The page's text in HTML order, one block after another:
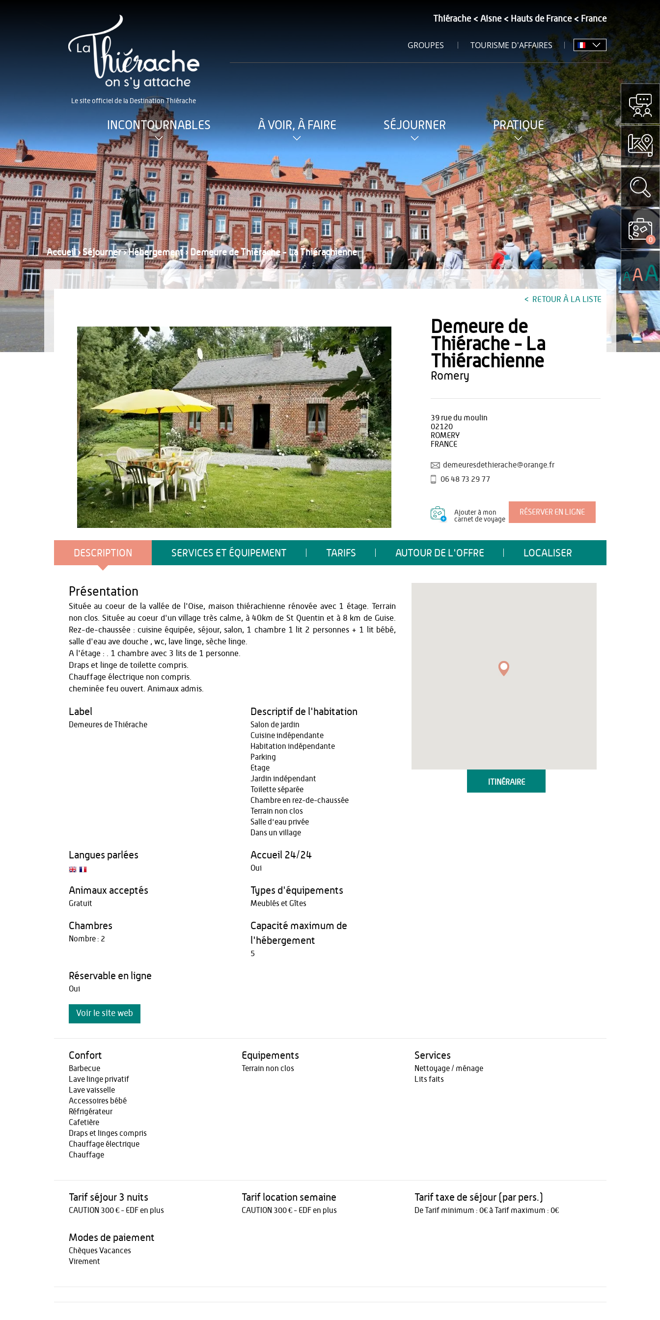
Le site officiel de la Destination Thiérache
Thiérache Aisne Hauts de France France
GROUPES TOURISME D'AFFAIRES
INCONTOURNABLES À VOIR, À FAIRE SÉJOURNER PRATIQUE
Accueil›Séjourner›Hébergement›Demeure de Thiérache - La Thiérachienne
RETOUR À LA LISTE
Demeure de
Thiérache - La
Thiérachienne
romery
39 rue du moulin
02120
ROMERY
FRANCE
demeuresdethierache@orange.fr
06 48 73 29 77
Ajouter à mon
carnet de voyage
RÉSERVER EN LIGNE
DESCRIPTION SERVICES ET ÉQUIPEMENT TARIFS AUTOUR DE L'OFFRE LOCALISER
ITINÉRAIRE
Présentation
Située au coeur de la vallée de l'Oise, maison thiérachienne rénovée avec 1 étage. Terrain
non clos. Située au coeur d'un village très calme, à 40km de St Quentin et à 8 km de Guise.
Rez-de-chaussée : cuisine équipée, séjour, salon, 1 chambre 1 lit 2 personnes + 1 lit bébé,
salle d'eau ave douche , wc, lave linge, sèche linge.
A l'étage : . 1 chambre avec 3 lits de 1 personne.
Draps et linge de toilette compris.
Chauffage électrique non compris.
cheminée feu ouvert. Animaux admis.
Label
Demeures de Thiérache
Descriptif de l'habitation
Salon de jardin
Cuisine indépendante
Habitation indépendante
Parking
Etage
Jardin indépendant
Toilette séparée
Chambre en rez-de-chaussée
Terrain non clos
Salle d'eau privée
Dans un village
Langues parlées Accueil 24/24
Oui
Animaux acceptés
Gratuit
Types d'équipements
Meublés et Gîtes
Chambres
Nombre : 2
Capacité maximum de
l'hébergement
5
Réservable en ligne
Oui
Voir le site web
Confort
Barbecue
Lave linge privatif
Lave vaisselle
Accessoires bébé
Réfrigérateur
Cafetière
Draps et linges compris
Chauffage électrique
Chauffage
Equipements
Terrain non clos
Services
Nettoyage / ménage
Lits faits
Tarif séjour 3 nuits
CAUTION 300 € - EDF en plus
Tarif location semaine
CAUTION 300 € - EDF en plus
Tarif taxe de séjour (par pers.)
De Tarif minimum : 0€ à Tarif maximum : 0€
Modes de paiement
Chèques Vacances
Virement
0
AAA